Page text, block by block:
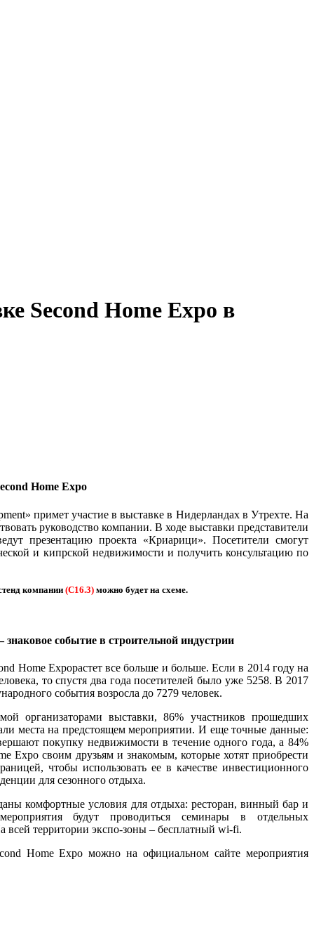
Second Home Expo в
Home Expo
примет участие в выставке в Нидерландах в Утрехте. На
руководство компании. В ходе выставки представители
презентацию проекта «Криарици». Посетители смогут
и кипрской недвижимости и получить консультацию по
компании (С16.3)можно будет на схеме.
событие в строительной индустрии
Home Expoрастет все больше и больше. Если в 2014 году на
то спустя два года посетителей было уже 5258. В 2017
события возросла до 7279 человек.
организаторами выставки, 86% участников прошедших
места на предстоящем мероприятии. И еще точные данные:
покупку недвижимости в течение одного года, а 84%
Expo своим друзьям и знакомым, которые хотят приобрести
чтобы использовать ее в качестве инвестиционного
для сезонного отдыха.
комфортные условия для отдыха: ресторан, винный бар и
будут проводиться семинары в отдельных
территории экспо-зоны – бесплатный wi-fi.
Home Expo можно на официальном сайте мероприятия